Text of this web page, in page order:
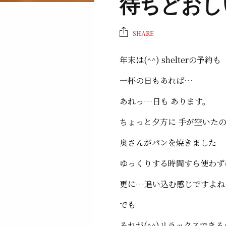
待ちどお
SHARE
年末は(^^) shelterの予約も
一杯の日もあれば…
あれっ…日も あります。
ちょっと夕方に 手が空いた
奥さんがパンを焼きました
ゆっくりする時間すら使わ
更に…追い込む感じですよね
でも